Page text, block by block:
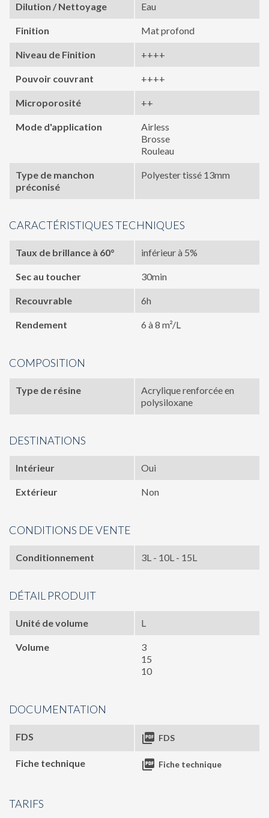
Dilution / Nettoyage Eau
Finition Mat profond
Niveau de Finition ++++
Pouvoir couvrant ++++
Microporosité ++
Mode d'application
Airless
Brosse
Rouleau
Type de manchon
préconisé
Polyester tissé 13mm
CARACTÉRISTIQUES TECHNIQUES
Taux de brillance à 60° inférieur à 5%
Sec au toucher 30min
Recouvrable 6h
Rendement 6 à 8 m²/L
COMPOSITION
Type de résine
Acrylique renforcée en
polysiloxane
DESTINATIONS
Intérieur Oui
Extérieur Non
CONDITIONS DE VENTE
Conditionnement 3L - 10L - 15L
DÉTAIL PRODUIT
Unité de volume L
Volume
3
15
10
DOCUMENTATION
FDS  FDS
Fiche technique  Fiche technique
TARIFS